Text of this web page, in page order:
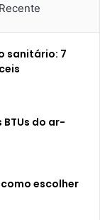
Recente
sanitário: 7
do ar-
escolher